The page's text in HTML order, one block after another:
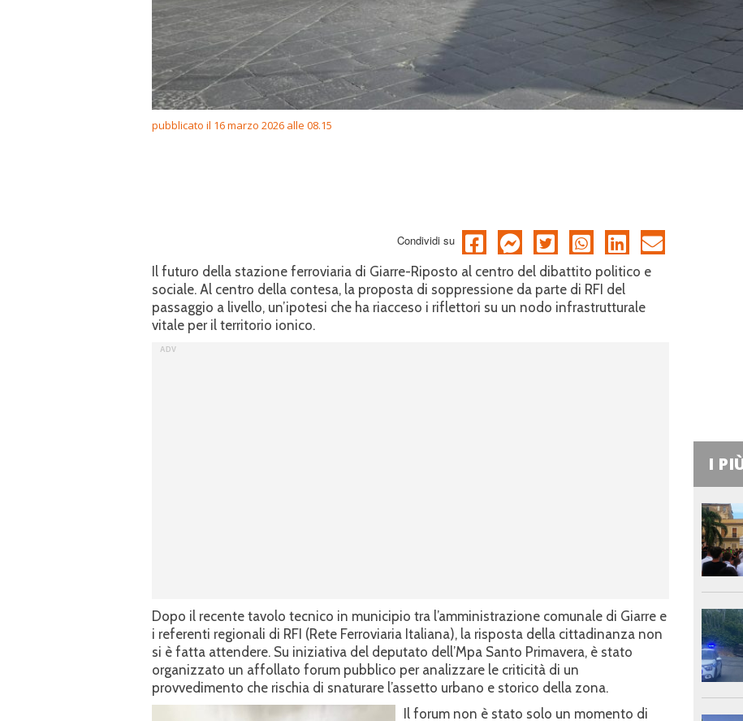
pubblicato il 16 marzo 2026 alle 08.15
Condividi su
Il futuro della stazione ferroviaria di Giarre-Riposto al centro del dibattito politico e
sociale. Al centro della contesa, la proposta di soppressione da parte di RFI del
passaggio a livello, un’ipotesi che ha riacceso i riflettori su un nodo infrastrutturale
vitale per il territorio ionico.
Dopo il recente tavolo tecnico in municipio tra l’amministrazione comunale di Giarre e
i referenti regionali di RFI (Rete Ferroviaria Italiana), la risposta della cittadinanza non
si è fatta attendere. Su iniziativa del deputato dell’Mpa Santo Primavera, è stato
organizzato un affollato forum pubblico per analizzare le criticità di un
provvedimento che rischia di snaturare l’assetto urbano e storico della zona.
Il forum non è stato solo un momento di
I